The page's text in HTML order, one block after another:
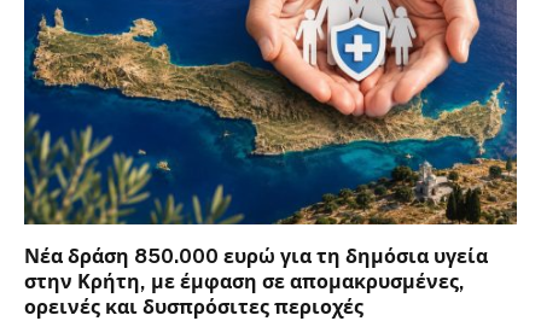
Νέα δράση 850.000 ευρώ για τη δημόσια υγεία
στην Κρήτη, με έμφαση σε απομακρυσμένες,
ορεινές και δυσπρόσιτες περιοχές